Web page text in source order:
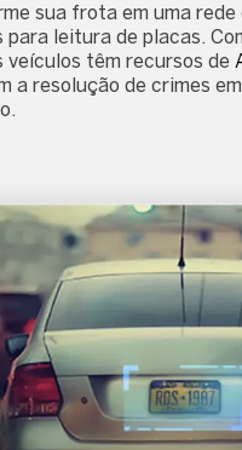
sua frota em uma rede
para leitura de placas.
veículos têm recursos de
a resolução de crimes